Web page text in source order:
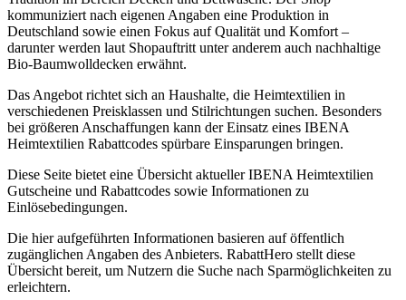
kommuniziert nach eigenen Angaben eine Produktion in
Deutschland sowie einen Fokus auf Qualität und Komfort –
darunter werden laut Shopauftritt unter anderem auch nachhaltige
Bio-Baumwolldecken erwähnt.
Das Angebot richtet sich an Haushalte, die Heimtextilien in
verschiedenen Preisklassen und Stilrichtungen suchen. Besonders
bei größeren Anschaffungen kann der Einsatz eines IBENA
Heimtextilien Rabattcodes spürbare Einsparungen bringen.
Diese Seite bietet eine Übersicht aktueller IBENA Heimtextilien
Gutscheine und Rabattcodes sowie Informationen zu
Einlösebedingungen.
Die hier aufgeführten Informationen basieren auf öffentlich
zugänglichen Angaben des Anbieters. RabattHero stellt diese
Übersicht bereit, um Nutzern die Suche nach Sparmöglichkeiten zu
erleichtern.